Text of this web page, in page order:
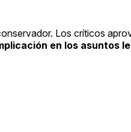
Los críticos
en los asuntos